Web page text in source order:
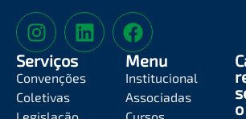
Serviços
Convenções
Coletivas
Menu
Institucional
Associadas